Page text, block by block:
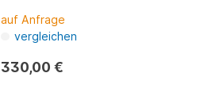
auf Anfrage
vergleichen
330,00 €